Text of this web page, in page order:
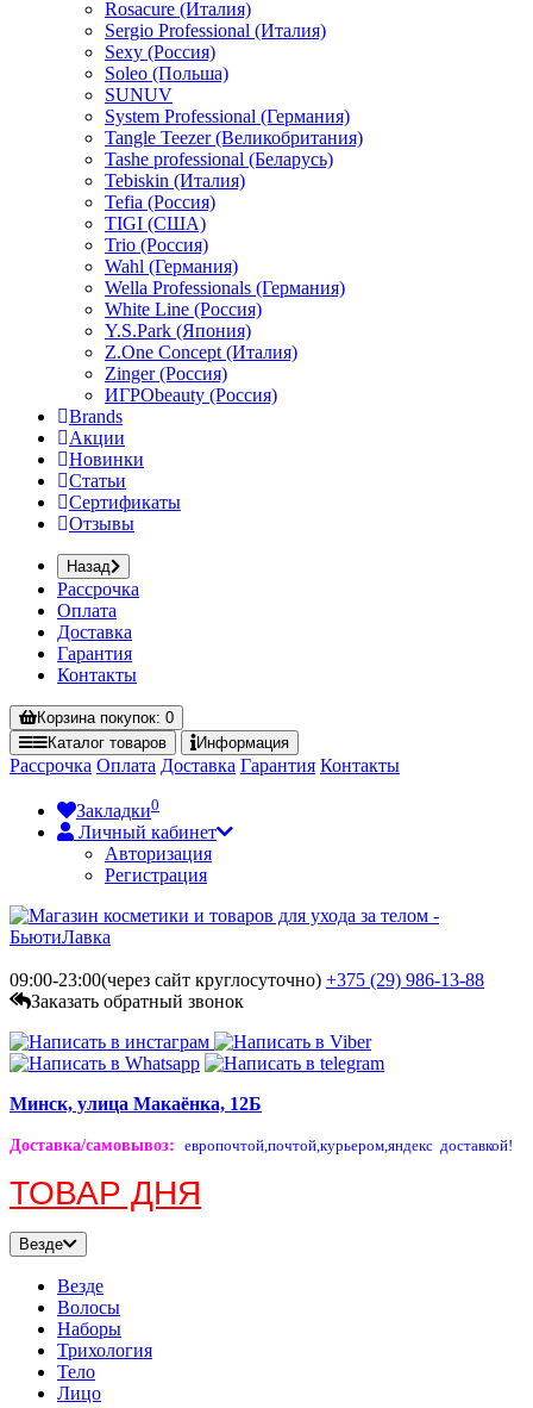
Rosacure (Италия)
Sergio Professional (Италия)
Sexy (Россия)
Soleo (Польша)
SUNUV
System Professional (Германия)
Tangle Teezer (Великобритания)
Tashe professional (Беларусь)
Tebiskin (Италия)
Tefia (Россия)
TIGI (США)
Trio (Россия)
Wahl (Германия)
Wella Professionals (Германия)
White Line (Россия)
Y.S.Park (Япония)
Z.One Concept (Италия)
Zinger (Россия)
ИГРОbeauty (Россия)
Brands
Акции
Новинки
Статьи
Сертификаты
Отзывы
Назад
Рассрочка
Оплата
Доставка
Гарантия
Контакты
Корзинапокупок: 0
Каталог товаров Информация
Рассрочка Оплата Доставка Гарантия Контакты
Закладки0
Личный кабинет
Авторизация
Регистрация
09:00-23:00(через сайт круглосуточно) +375 (29) 986-13-88
Заказать обратный звонок
Минск, улица Макаёнка, 12Б
Доставка/самовывоз: европочтой,почтой,курьером,яндекс доставкой!
ТОВАР ДНЯ
Везде
Везде
Волосы
Наборы
Трихология
Тело
Лицо